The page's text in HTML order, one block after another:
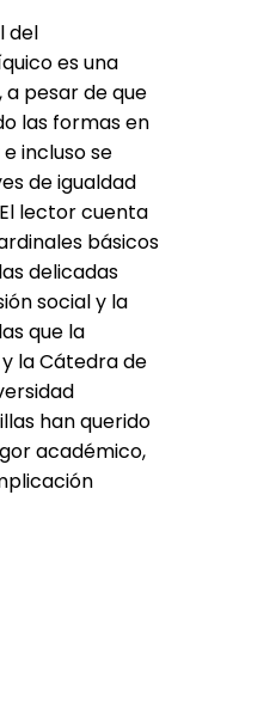
del
es una
pesar de que
las formas en
incluso se
de igualdad
lector cuenta
básicos
delicadas
social y la
que la
y la Cátedra de
han querido
académico,